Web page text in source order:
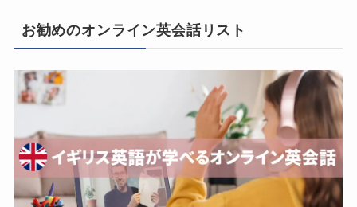
お勧めのオンライン英会話リスト